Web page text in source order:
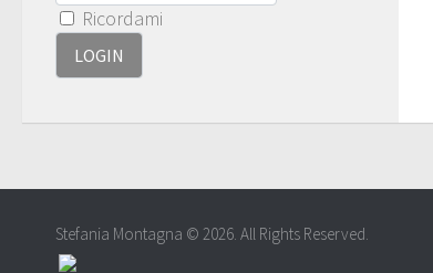
Ricordami
Stefania Montagna © 2026. All Rights Reserved.